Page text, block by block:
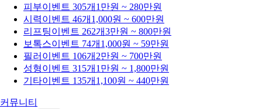
피부이벤트 305개 1만원 ~ 280만원
시력이벤트 46개 1,000원 ~ 600만원
리프팅이벤트 262개3만원 ~ 800만원
보톡스이벤트 74개 1,000원 ~ 59만원
필러 이벤트 106개 2만원 ~ 700만원
성형이벤트 315개 1만원 ~ 1,800만원
기타이벤트 135개 1,100원 ~ 440만원
커뮤니티